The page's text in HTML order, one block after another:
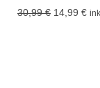
30,99€ 14,99 €